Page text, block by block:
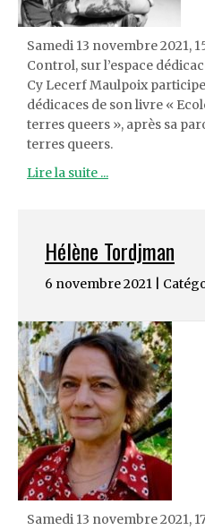
Samedi 13 novembre 2021,
Control, sur l’espace
Cy Lecerf Maulpoix
dédicaces de son livre «
terres queers », après sa
terres queers.
Lire la suite ...
Hélène Tordjman
6 novembre 2021 |
Samedi 13 novembre 2021,